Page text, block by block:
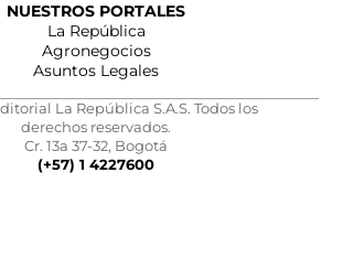
NUESTROS PORTALES
La República
Agronegocios
Asuntos Legales
La República S.A.S. Todos los
derechos reservados.
Cr. 13a 37-32, Bogotá
(+57) 1 4227600